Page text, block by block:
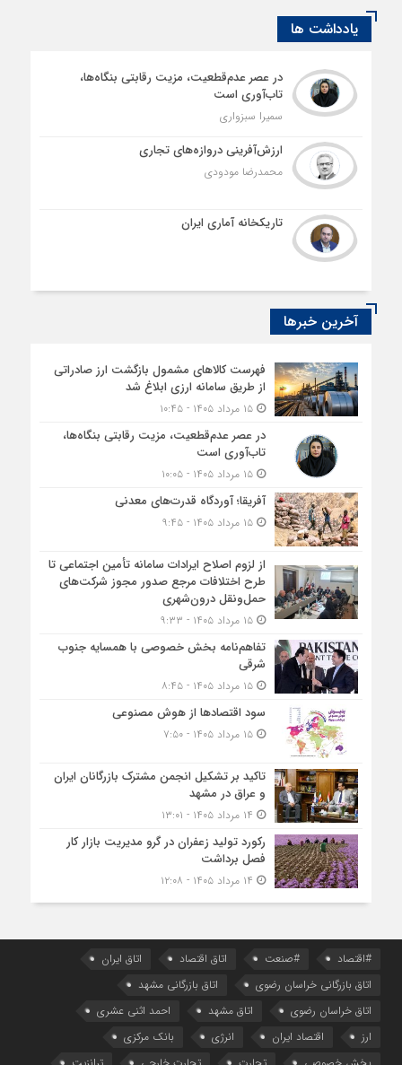
یادداشت ها
در عصر عدم‌قطعیت، مزیت رقابتی بنگاه‌ها،
تاب‌آوری است
سمیرا سبزواری
ارزش‌آفرینی دروازه‌های تجاری
محمدرضا مودودی
تاریکخانه آماری ایران
آخرین خبرها
فهرست کالاهای مشمول بازگشت ارز صادراتی
از طریق سامانه ارزی ابلاغ شد
۱۵ مرداد ۱۴۰۵ - ۱۰:۴۵
در عصر عدم‌قطعیت، مزیت رقابتی بنگاه‌ها،
تاب‌آوری است
۱۵ مرداد ۱۴۰۵ - ۱۰:۰۵
آفریقا؛ آوردگاه قدرت‌های معدنی
۱۵ مرداد ۱۴۰۵ - ۹:۴۵
از لزوم اصلاح ایرادات سامانه تأمین اجتماعی تا
طرح اختلافات مرجع صدور مجوز شرکت‌های
حمل‌ونقل درون‌شهری
۱۵ مرداد ۱۴۰۵ - ۹:۳۳
تفاهم‌نامه بخش خصوصی با همسایه جنوب
شرقی
۱۵ مرداد ۱۴۰۵ - ۸:۴۵
سود اقتصاد‌ها از هوش مصنوعی
۱۵ مرداد ۱۴۰۵ - ۷:۵۰
تاکید بر تشکیل انجمن مشترک بازرگانان ایران
و عراق در مشهد
رکورد تولید زعفران در گرو مدیریت بازار کار
فصل برداشت
#اقتصاد #صنعت اتاق اقتصاد
اتاق ایران
اتاق بازرگانی خراسان رضوی
اتاق بازرگانی مشهد
اتاق خراسان رضوی
اتاق مشهد
احمد اثنی عشری
ارز
اقتصاد ایران انرژی
بانک مرکزی